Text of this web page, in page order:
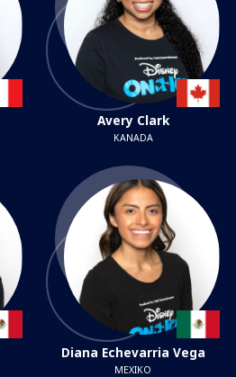
Avery Clark
KANADA
Diana Echevarria Vega
MEXIKO